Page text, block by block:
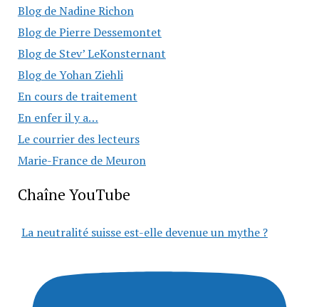
Blog de Nadine Richon
Blog de Pierre Dessemontet
Blog de Stev’ LeKonsternant
Blog de Yohan Ziehli
En cours de traitement
En enfer il y a…
Le courrier des lecteurs
Marie-France de Meuron
Chaîne YouTube
La neutralité suisse est-elle devenue un mythe ?